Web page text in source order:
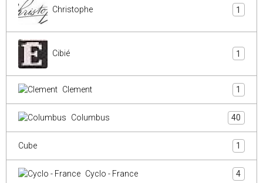
Christophe 1
Cibié 1
Clement 1
Columbus 40
Cube 1
Cyclo - France 4